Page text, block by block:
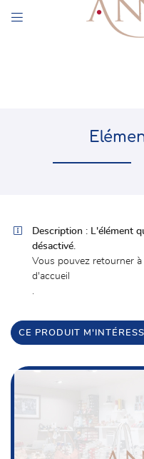

En cochant cette case, vous
l'adresse email indiqué ci-dessus.
utilisantle formulaire de
 Description : L'élément
désactivé.
Vous pouvez retourner à
d'accueil
.
CE PRODUIT